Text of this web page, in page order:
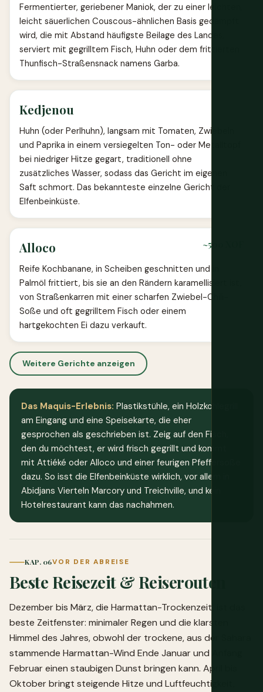
Fermentierter, geriebener Maniok, der zu einer leichten,
leicht säuerlichen Couscous-ähnlichen Basis gedämpft
wird, die mit Abstand häufigste Beilage des Landes,
serviert mit gegrilltem Fisch, Huhn oder dem frittierten
Thunfisch-Straßensnack namens Garba.
Kedjenou
Huhn (oder Perlhuhn), langsam mit Tomaten, Zwiebeln
und Paprika in einem versiegelten Ton- oder Metalltopf
bei niedriger Hitze gegart, traditionell ohne
zusätzliches Wasser, sodass das Gericht im eigenen
Saft schmort. Das bekannteste einzelne Gericht der
Elfenbeinküste.
Alloco ~500 XOF
Reife Kochbanane, in Scheiben geschnitten und in
Palmöl frittiert, bis sie an den Rändern karamellisiert ist,
von Straßenkarren mit einer scharfen Zwiebel-Chili-
Soße und oft gegrilltem Fisch oder einem
hartgekochten Ei dazu verkauft.
Weitere Gerichte anzeigen
Das Maquis-Erlebnis: Plastikstühle, ein Holzkohlegrill
am Eingang und eine Speisekarte, die eher
gesprochen als geschrieben ist. Zeig auf den Fisch,
den du möchtest, er wird frisch gegrillt und kommt
mit Attiéké oder Alloco und einer feurigen Pfeffersoße
dazu. So isst die Elfenbeinküste wirklich, vor allem in
Abidjans Vierteln Marcory und Treichville, und kein
Hotelrestaurant kann das nachahmen.
KAP. 06VOR DER ABREISE
Beste Reisezeit & Reiserouten
Dezember bis März, die Harmattan-Trockenzeit, ist das
beste Zeitfenster: minimaler Regen und die klarsten
Himmel des Jahres, obwohl der trockene, aus der Sahara
stammende Harmattan-Wind Ende Januar und Anfang
Februar einen staubigen Dunst bringen kann. April bis
Oktober bringt steigende Hitze und Luftfeuchtigkeit,